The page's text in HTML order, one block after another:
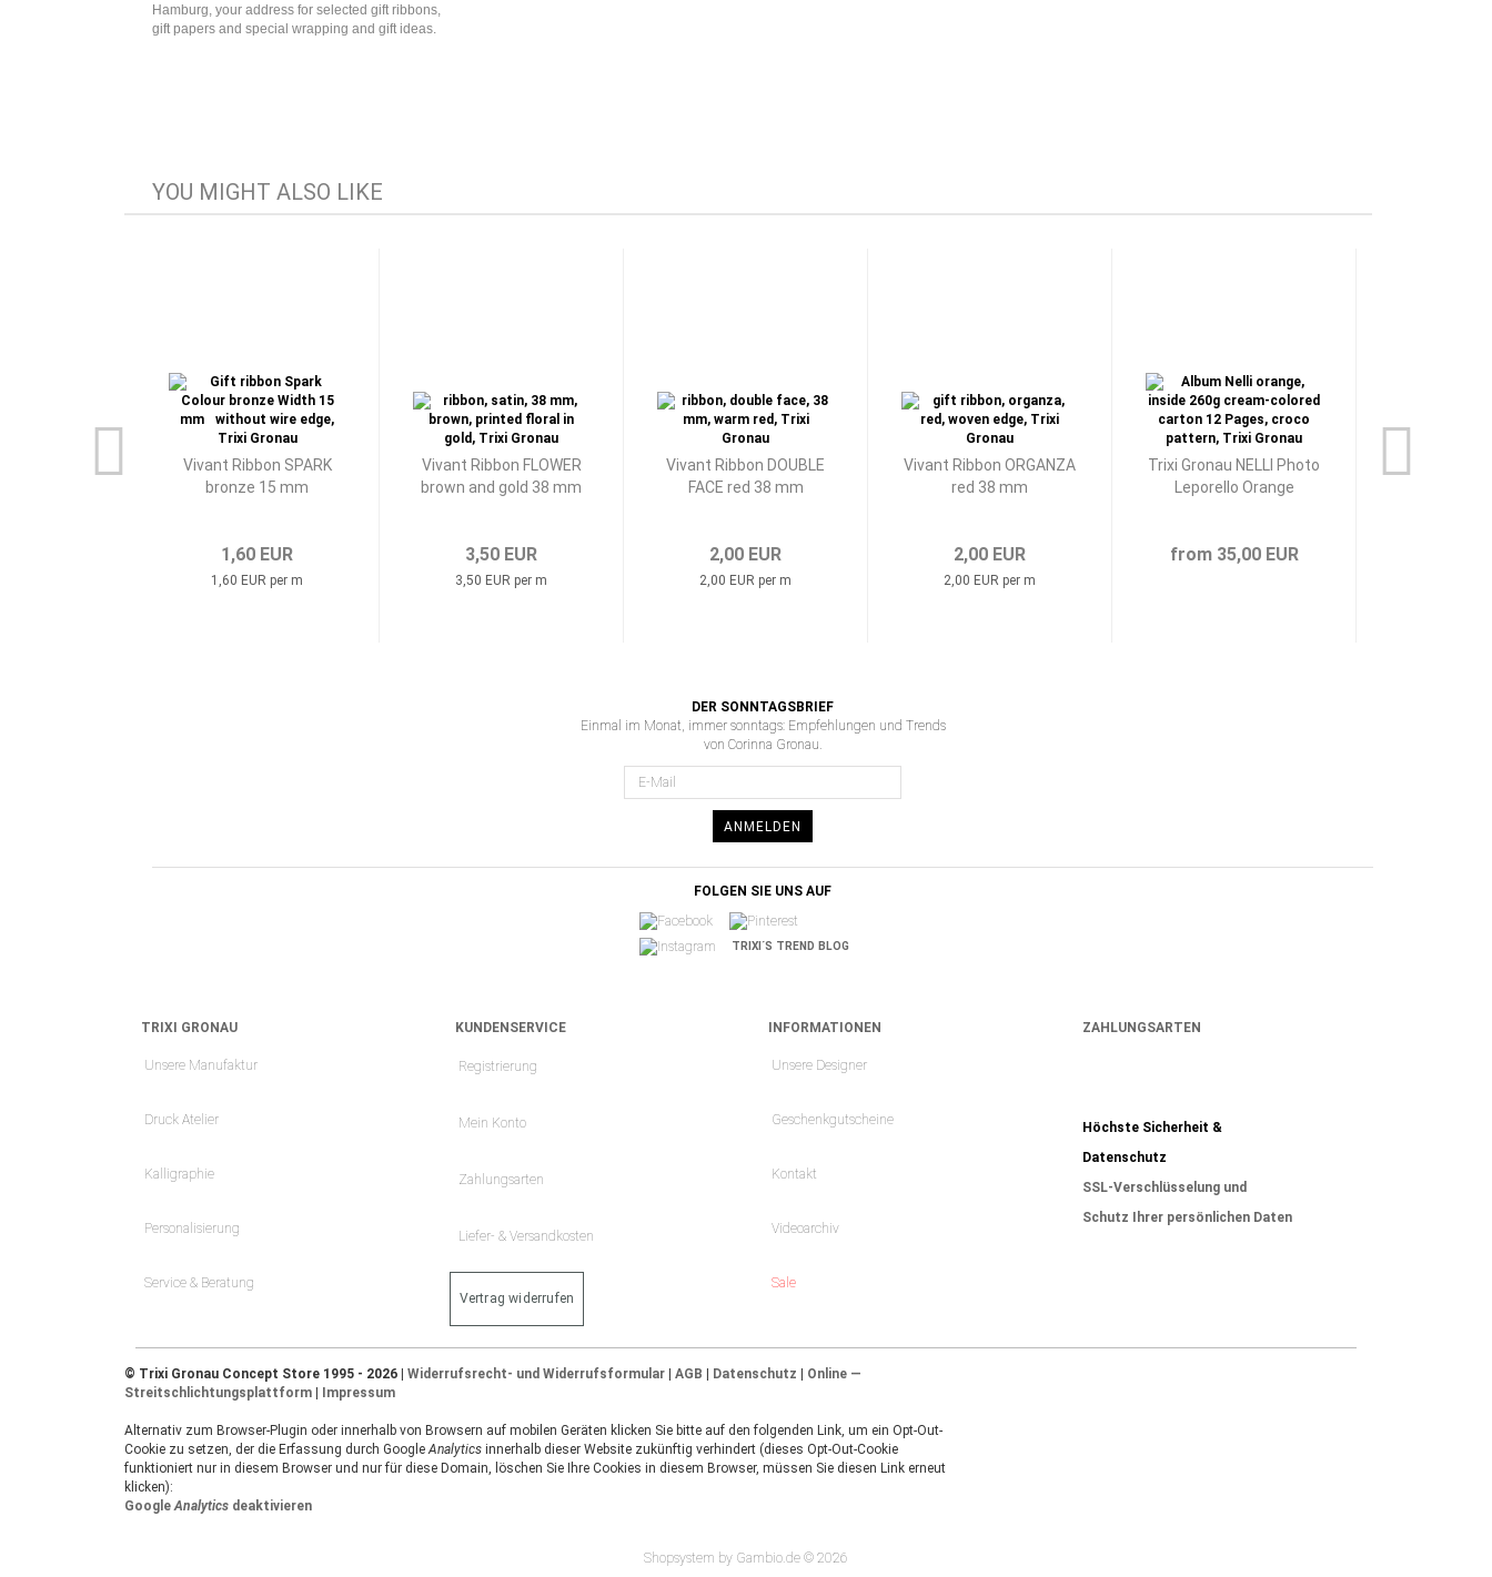
Hamburg, your address for selected gift ribbons,
gift papers and special wrapping and gift ideas.
YOU MIGHT ALSO LIKE
Vivant Ribbon SPARK
bronze 15 mm
1,60 EUR
1,60 EUR per m
Vivant Ribbon FLOWER
brown and gold 38 mm
3,50 EUR
3,50 EUR per m
Vivant Ribbon DOUBLE
FACE red 38 mm
2,00 EUR
2,00 EUR per m
Vivant Ribbon ORGANZA
red 38 mm
2,00 EUR
2,00 EUR per m
Trixi Gronau NELLI Photo
Leporello Orange
from 35,00 EUR
DER SONNTAGSBRIEF
Einmal im Monat, immer sonntags: Empfehlungen und Trends
von Corinna Gronau.
ANMELDEN
FOLGEN SIE UNS AUF
TRIXI´S TREND BLOG
TRIXI GRONAU
Unsere Manufaktur
Druck Atelier
Kalligraphie
Personalisierung
Service & Beratung
KUNDENSERVICE
Registrierung
Mein Konto
Zahlungsarten
Liefer- & Versandkosten
Vertrag widerrufen
INFORMATIONEN
Unsere Designer
Geschenkgutscheine
Kontakt
Videoarchiv
Sale
ZAHLUNGSARTEN
Höchste Sicherheit &
Datenschutz
SSL-Verschlüsselung und
Schutz Ihrer persönlichen Daten
© Trixi Gronau Concept Store 1995 - 2026 | Widerrufsrecht- und Widerrufsformular | AGB | Datenschutz | Online —
Streitschlichtungsplattform | Impressum
Alternativ zum Browser-Plugin oder innerhalb von Browsern auf mobilen Geräten klicken Sie bitte auf den folgenden Link, um ein Opt-Out-
Cookie zu setzen, der die Erfassung durch Google Analytics innerhalb dieser Website zukünftig verhindert (dieses Opt-Out-Cookie
funktioniert nur in diesem Browser und nur für diese Domain, löschen Sie Ihre Cookies in diesem Browser, müssen Sie diesen Link erneut
klicken):
Google Analytics deaktivieren
Shopsystem by Gambio.de © 2026